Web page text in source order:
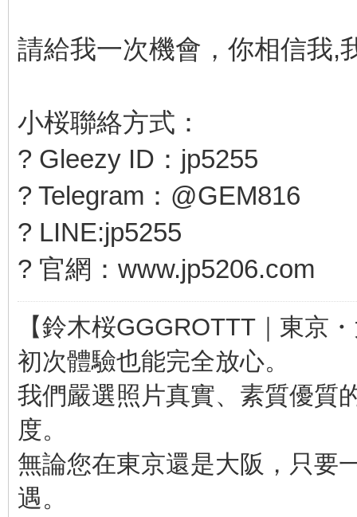
請給我一次機會，你相信我,
小桜聯絡方式：
? Gleezy ID：jp5255
? Telegram：@GEM816
? LINE:jp5255
? 官網：www.jp5206.com
【鈴木桜GGGROTTT｜東京
初次體驗也能完全放心。
我們嚴選照片真實、素質優質
度。
無論您在東京還是大阪，只要
遇。